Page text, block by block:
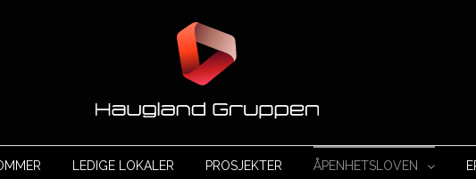
LEDIGE LOKALER PROSJEKTER ÅPENHETSLOVEN